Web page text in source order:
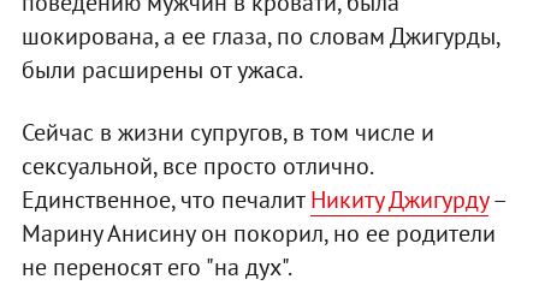
шокирована, а ее глаза, по словам Джигурды,
были расширены от ужаса.
Сейчас в жизни супругов, в том числе и
сексуальной, все просто отлично.
Единственное, что печалитНикиту Джигурду–
Марину Анисину он покорил, но ее родители
не переносят его "на дух".